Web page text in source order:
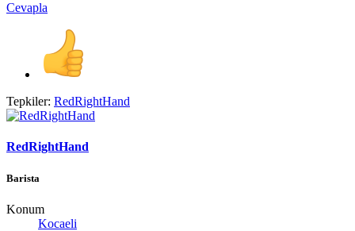
Cevapla
Tepkiler: RedRightHand
RedRightHand
Barista
Konum
Kocaeli